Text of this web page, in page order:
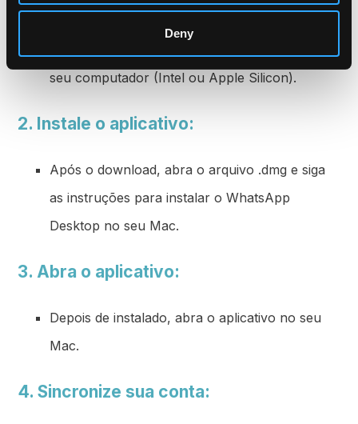
Deny
seu computador (Intel ou Apple Silicon).
2. Instale o aplicativo:
Após o download, abra o arquivo .dmg e siga
as instruções para instalar o WhatsApp
Desktop no seu Mac.
3. Abra o aplicativo:
Depois de instalado, abra o aplicativo no seu
Mac.
4. Sincronize sua conta: